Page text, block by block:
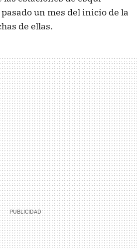
un mes del inicio de la
de ellas.